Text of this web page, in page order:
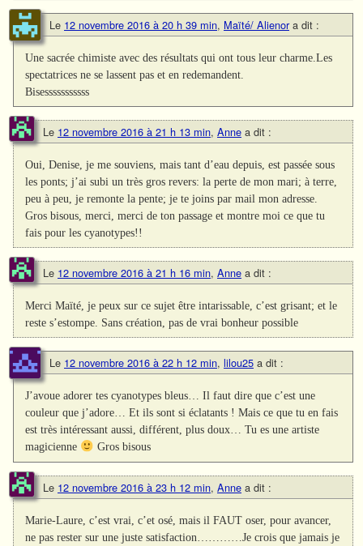
Le 12 novembre 2016 à 20 h 39 min, Maïté/ Alienor a dit :
Une sacrée chimiste avec des résultats qui ont tous leur charme.Les
spectatrices ne se lassent pas et en redemandent.
Bisesssssssssss
Le 12 novembre 2016 à 21 h 13 min, Anne a dit :
Oui, Denise, je me souviens, mais tant d’eau depuis, est passée sous
les ponts; j’ai subi un très gros revers: la perte de mon mari; à terre,
peu à peu, je remonte la pente; je te joins par mail mon adresse.
Gros bisous, merci, merci de ton passage et montre moi ce que tu
fais pour les cyanotypes!!
Le 12 novembre 2016 à 21 h 16 min, Anne a dit :
Merci Maïté, je peux sur ce sujet être intarissable, c’est grisant; et le
reste s’estompe. Sans création, pas de vrai bonheur possible
Le 12 novembre 2016 à 22 h 12 min, lilou25 a dit :
J’avoue adorer tes cyanotypes bleus… Il faut dire que c’est une
couleur que j’adore… Et ils sont si éclatants ! Mais ce que tu en fais
est très intéressant aussi, différent, plus doux… Tu es une artiste
magicienne
Gros bisous
Le 12 novembre 2016 à 23 h 12 min, Anne a dit :
Marie-Laure, c’est vrai, c’et osé, mais il FAUT oser, pour avancer,
ne pas rester sur une juste satisfaction…………Je crois que jamais je